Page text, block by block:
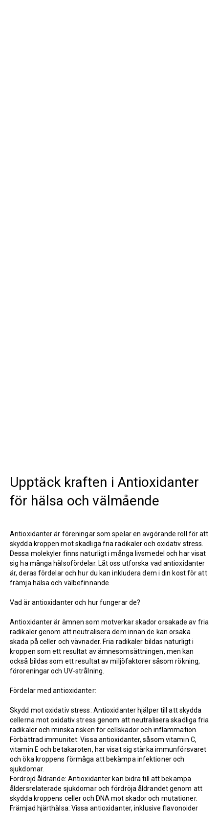
Upptäck kraften i Antioxidanter
för hälsa och välmående
Antioxidanter är föreningar som spelar en avgörande roll för att
skydda kroppen mot skadliga fria radikaler och oxidativ stress.
Dessa molekyler finns naturligt i många livsmedel och har visat
sig ha många hälsofördelar. Låt oss utforska vad antioxidanter
är, deras fördelar och hur du kan inkludera dem i din kost för att
främja hälsa och välbefinnande.
Vad är antioxidanter och hur fungerar de?
Antioxidanter är ämnen som motverkar skador orsakade av fria
radikaler genom att neutralisera dem innan de kan orsaka
skada på celler och vävnader. Fria radikaler bildas naturligt i
kroppen som ett resultat av ämnesomsättningen, men kan
också bildas som ett resultat av miljöfaktorer såsom rökning,
föroreningar och UV-strålning.
Fördelar med antioxidanter:
Skydd mot oxidativ stress: Antioxidanter hjälper till att skydda
cellerna mot oxidativ stress genom att neutralisera skadliga fria
radikaler och minska risken för cellskador och inflammation.
Förbättrad immunitet: Vissa antioxidanter, såsom vitamin C,
vitamin E och betakaroten, har visat sig stärka immunförsvaret
och öka kroppens förmåga att bekämpa infektioner och
sjukdomar.
Fördröjd åldrande: Antioxidanter kan bidra till att bekämpa
åldersrelaterade sjukdomar och fördröja åldrandet genom att
skydda kroppens celler och DNA mot skador och mutationer.
Främjad hjärthälsa: Vissa antioxidanter, inklusive flavonoider